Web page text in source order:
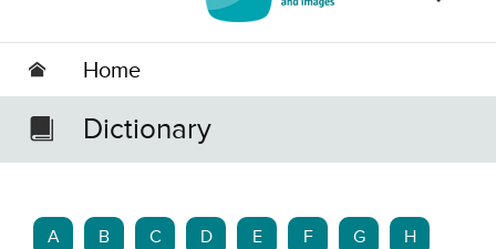
Home
Dictionary
A B C D E F G H